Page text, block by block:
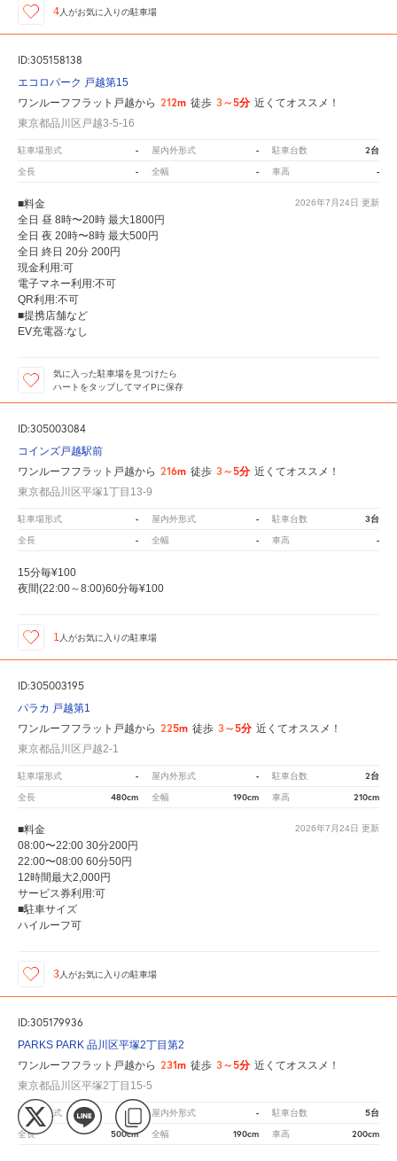
4人がお気に入りの駐車場
ID:305158138
エコロパーク 戸越第15
ワンルーフフラット戸越から 212m 徒歩 3～5分 近くてオススメ！
東京都品川区戸越3-5-16
駐車場形式 - 屋内外形式 - 駐車台数 2台
全長 - 全幅 - 車高 -
2026年7月24日 更新
■料金
全日 昼 8時〜20時 最大1800円
全日 夜 20時〜8時 最大500円
全日 終日 20分 200円
現金利用:可
電子マネー利用:不可
QR利用:不可
■提携店舗など
EV充電器:なし
気に入った駐車場を見つけたら
ハートをタップしてマイPに保存
ID:305003084
コインズ戸越駅前
ワンルーフフラット戸越から 216m 徒歩 3～5分 近くてオススメ！
東京都品川区平塚1丁目13-9
駐車場形式 - 屋内外形式 - 駐車台数 3台
全長 - 全幅 - 車高 -
15分毎¥100
夜間(22:00～8:00)60分毎¥100
1 人がお気に入りの駐車場
ID:305003195
パラカ 戸越第1
ワンルーフフラット戸越から 225m 徒歩 3～5分 近くてオススメ！
東京都品川区戸越2-1
駐車場形式 - 屋内外形式 - 駐車台数 2台
全長 480cm 全幅 190cm 車高 210cm
2026年7月24日 更新
■料金
08:00〜22:00 30分200円
22:00〜08:00 60分50円
12時間最大2,000円
サービス券利用:可
■駐車サイズ
ハイルーフ可
3人がお気に入りの駐車場
ID:305179936
PARKS PARK 品川区平塚2丁目第2
ワンルーフフラット戸越から 231m 徒歩 3～5分 近くてオススメ！
東京都品川区平塚2丁目15-5
駐車場形式 - 屋内外形式 - 駐車台数 5台
全長 500cm 全幅 190cm 車高 200cm